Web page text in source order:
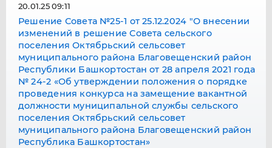
Решение Совета №25-1 от 25.12.2024 "О внесении
изменений в решение Совета сельского
поселения Октябрьский сельсовет
муниципального района Благовещенский район
Республики Башкортостан от 28 апреля 2021 года
№ 24-2 «Об утверждении положения о порядке
проведения конкурса на замещение вакантной
должности муниципальной службы сельского
поселения Октябрьский сельсовет
муниципального района Благовещенский район
Республика Башкортостан»
20.01.25 09:11